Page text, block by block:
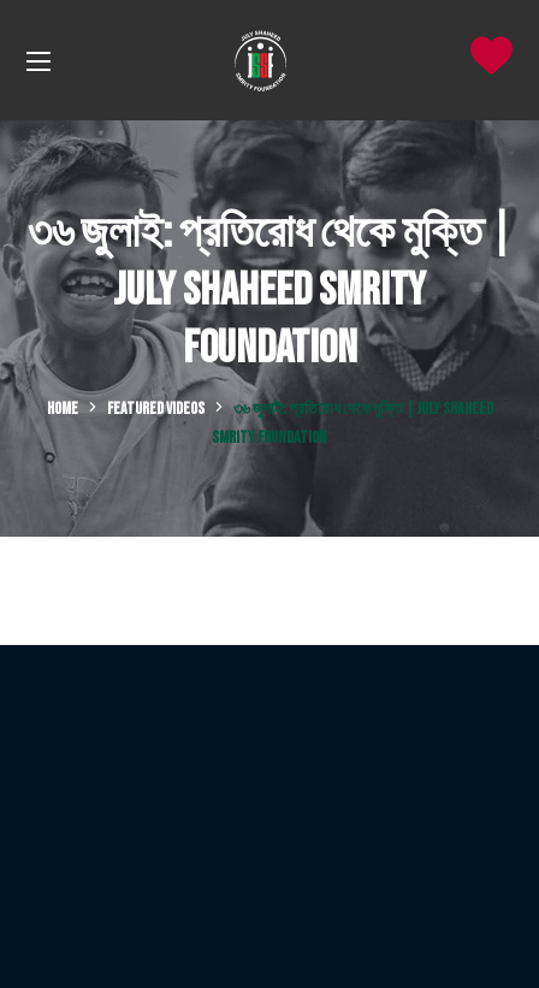
৩৬ জুলাই: প্রতিরোধ থেকে মুক্তি |
July Shaheed Smrity
Foundation
HOME FEATURED VIDEOS
৩৬ জুলাই: প্রতিরোধ থেকে মুক্তি | JULY SHAHEED
SMRITY FOUNDATION